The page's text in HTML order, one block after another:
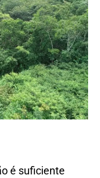
é suficiente